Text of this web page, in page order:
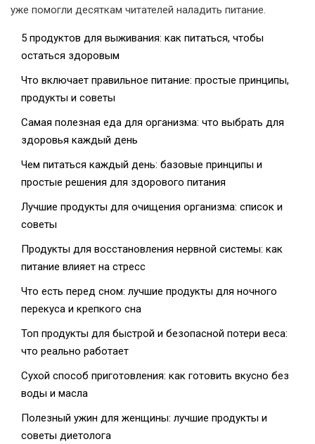
уже помогли десяткам читателей наладить питание.
5 продуктов для выживания: как питаться, чтобы
остаться здоровым
Что включает правильное питание: простые принципы,
продукты и советы
Самая полезная еда для организма: что выбрать для
здоровья каждый день
Чем питаться каждый день: базовые принципы и
простые решения для здорового питания
Лучшие продукты для очищения организма: список и
советы
Продукты для восстановления нервной системы: как
питание влияет на стресс
Что есть перед сном: лучшие продукты для ночного
перекуса и крепкого сна
Топ продукты для быстрой и безопасной потери веса:
что реально работает
Сухой способ приготовления: как готовить вкусно без
воды и масла
Полезный ужин для женщины: лучшие продукты и
советы диетолога